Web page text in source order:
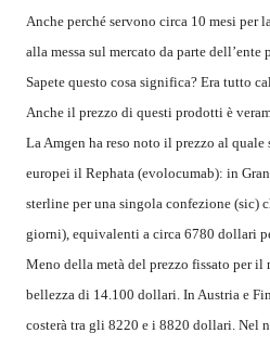
Anche perché servono circa 10 mesi per
alla messa sul mercato da parte
Sapete questo cosa significa? Era tutto
Anche il prezzo di questi prodotti è
La Amgen ha reso noto il prezzo al
europei il Rephata (evolocumab): in
sterline per una singola confezione (sic)
giorni), equivalenti a circa 6780 dollari
Meno della metà del prezzo fissato per il
bellezza di 14.100 dollari. In Austria e
costerà tra gli 8220 e i 8820 dollari. Nel